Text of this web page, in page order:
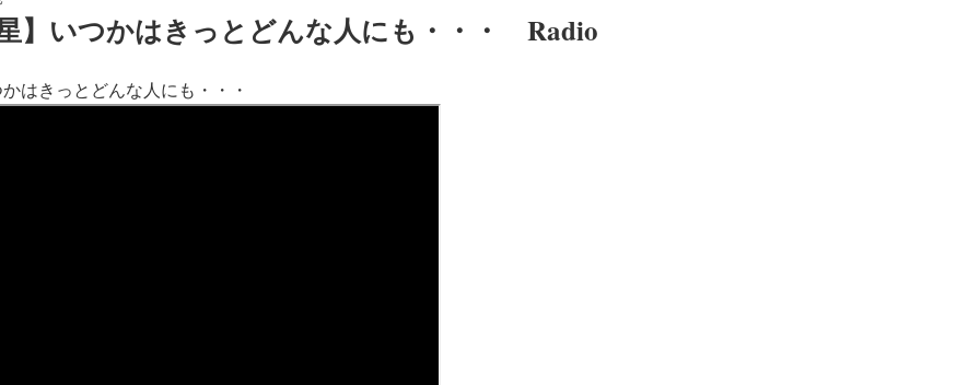
星】いつかはきっとどんな人にも・・・ Radio
はきっとどんな人にも・・・